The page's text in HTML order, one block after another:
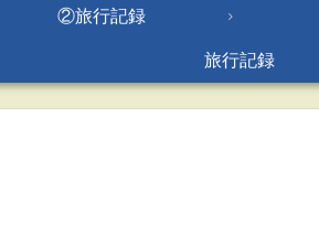
②旅行記録
旅行記録